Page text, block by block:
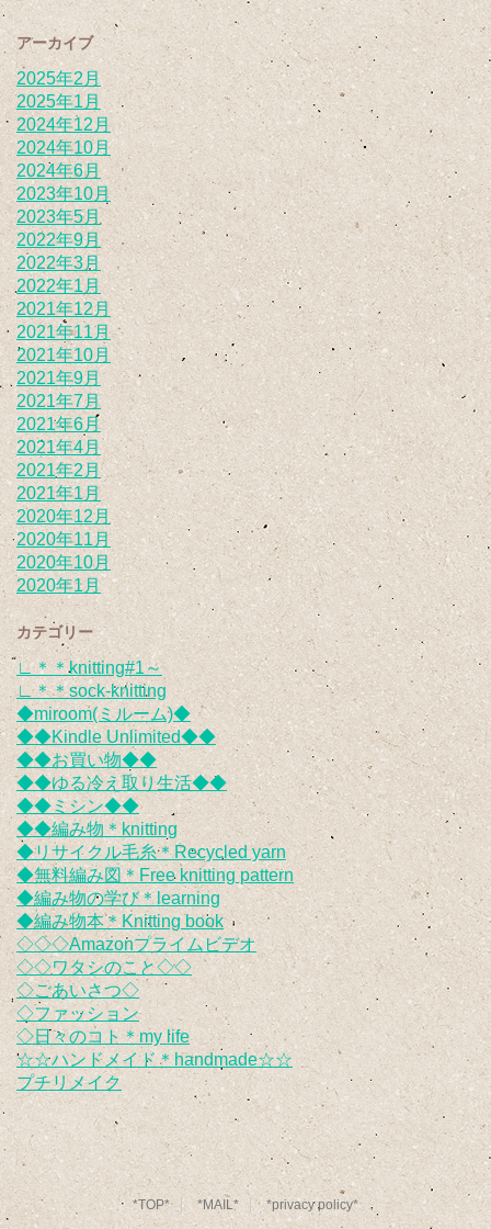
アーカイブ
2025年2月
2025年1月
2024年12月
2024年10月
2024年6月
2023年10月
2023年5月
2022年9月
2022年3月
2022年1月
2021年12月
2021年11月
2021年10月
2021年9月
2021年7月
2021年6月
2021年4月
2021年2月
2021年1月
2020年12月
2020年11月
2020年10月
2020年1月
カテゴリー
∟＊＊knitting#1～
∟＊＊sock-knitting
◆miroom(ミルーム)◆
◆◆Kindle Unlimited◆◆
◆◆お買い物◆◆
◆◆ゆる冷え取り生活◆◆
◆◆ミシン◆◆
◆◆編み物＊knitting
◆リサイクル毛糸＊Recycled yarn
◆無料編み図＊Free knitting pattern
◆編み物の学び＊learning
◆編み物本＊Knitting book
◇◇◇Amazonプライムビデオ
◇◇ワタシのこと◇◇
◇ごあいさつ◇
◇ファッション
◇日々のコト＊my life
☆☆ハンドメイド＊handmade☆☆
プチリメイク
*TOP* *MAIL* *privacy policy*